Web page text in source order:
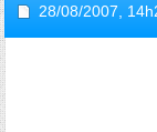
28/08/2007,